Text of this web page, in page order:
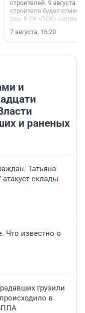
строителей. 9 августа
строителя будет
раз. В ГК «ПСК»
поменялась роль
7 августа, 16:20
и
и раненых
Татьяна
склады
Что известно о
грузили
в